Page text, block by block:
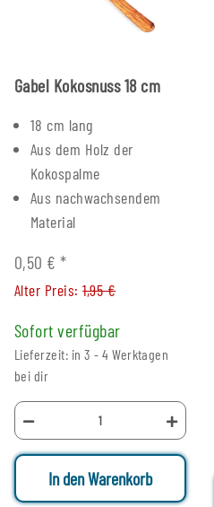
Gabel Kokosnuss 18 cm
18 cm lang
Aus dem Holz der
Kokospalme
Aus nachwachsendem
Material
0,50 €*
Alter Preis:1,95 €
Sofort verfügbar
Lieferzeit: in 3 - 4 Werktagen
bei dir
In den Warenkorb